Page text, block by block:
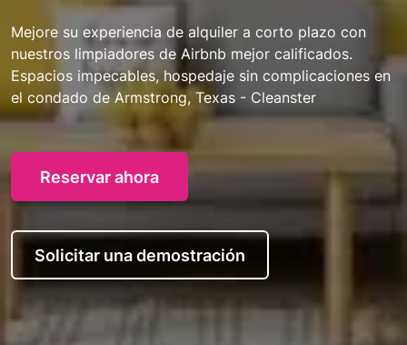
Mejore su experiencia de alquiler a corto plazo con
nuestros limpiadores de Airbnb mejor calificados.
Espacios impecables, hospedaje sin complicaciones en
el condado de Armstrong, Texas - Cleanster
Reservar ahora
Solicitar una demostración